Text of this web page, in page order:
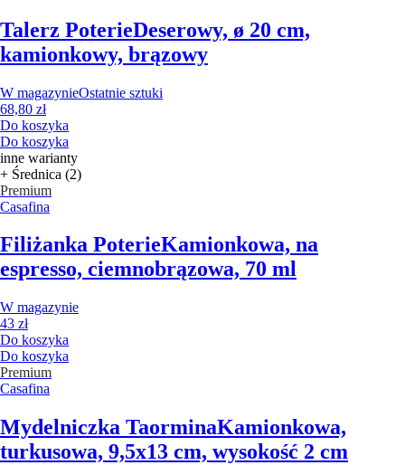
Talerz PoterieDeserowy, ø 20 cm,
kamionkowy, brązowy
W magazynieOstatnie sztuki
68,80 zł
Do koszyka
Do koszyka
inne warianty
+ Średnica (2)
Premium
Casafina
Filiżanka PoterieKamionkowa, na
espresso, ciemnobrązowa, 70 ml
W magazynie
43 zł
Do koszyka
Do koszyka
Premium
Casafina
Mydelniczka TaorminaKamionkowa,
turkusowa, 9,5x13 cm, wysokość 2 cm